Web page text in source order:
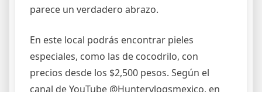
parece un verdadero abrazo.
En este local podrás encontrar pieles
especiales, como las de cocodrilo, con
precios desde los $2,500 pesos. Según el
canal de YouTube @Huntervlogsmexico, en